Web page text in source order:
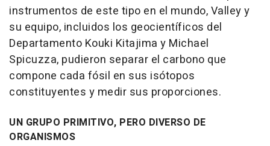
instrumentos de este tipo en el mundo, Valley y
su equipo, incluidos los geocientíficos del
Departamento Kouki Kitajima y Michael
Spicuzza, pudieron separar el carbono que
compone cada fósil en sus isótopos
constituyentes y medir sus proporciones.
UN GRUPO PRIMITIVO, PERO DIVERSO DE
ORGANISMOS